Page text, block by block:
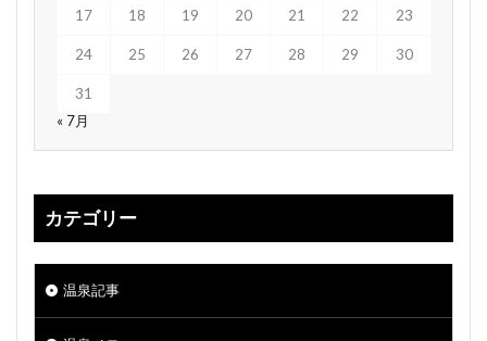
17 18 19 20 21 22 23
24 25 26 27 28 29 30
31
« 7月
カテゴリー
温泉記事